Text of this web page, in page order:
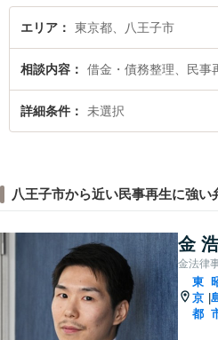
エリア 東京都、八王子市
相談内容 借金・債務整理、民事
詳細条件 未選択
八王子市から近い民事再生に強い
金
金法律
東
京
都
|